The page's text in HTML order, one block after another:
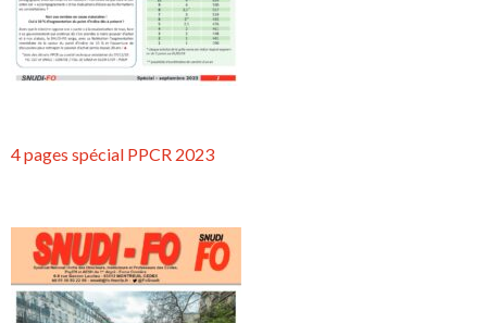
4 pages spécial PPCR 2023